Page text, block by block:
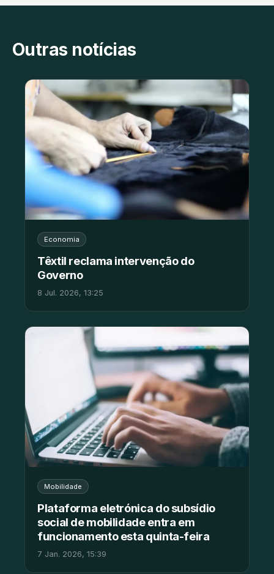
Outras notícias
Economia
Têxtil reclama intervenção do
Governo
8 Jul. 2026, 13:25
Mobilidade
Plataforma eletrónica do subsídio
social de mobilidade entra em
funcionamento esta quinta-feira
7 Jan. 2026, 15:39